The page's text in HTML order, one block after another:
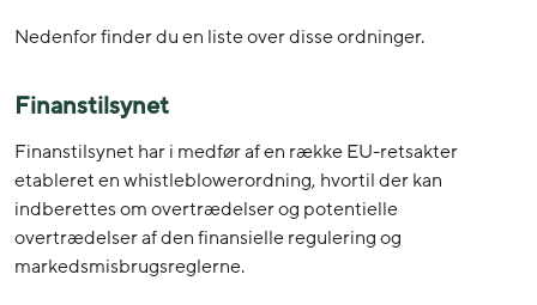
Nedenfor finder du en liste over disse ordninger.
Finanstilsynet
Finanstilsynet har i medfør af en række EU-retsakter
etableret en whistleblowerordning, hvortil der kan
indberettes om overtrædelser og potentielle
overtrædelser af den finansielle regulering og
markedsmisbrugsreglerne.